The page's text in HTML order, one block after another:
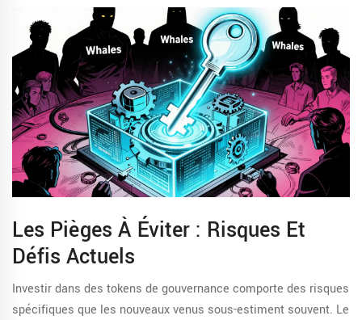
Les Pièges À Éviter : Risques Et
Défis Actuels
Investir dans des tokens de gouvernance comporte des risques
spécifiques que les nouveaux venus sous-estiment souvent. Le